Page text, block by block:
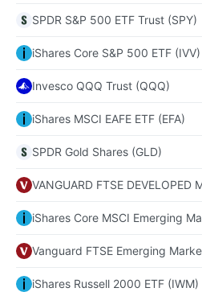
SPDR S&P 500 ETF Trust (SPY)
iShares Core S&P 500 ETF (IVV)
Invesco QQQ Trust (QQQ)
iShares MSCI EAFE ETF (EFA)
SPDR Gold Shares (GLD)
VANGUARD FTSE DEVELOPED
iShares Core MSCI Emerging
Vanguard FTSE Emerging
iShares Russell 2000 ETF (IWM)